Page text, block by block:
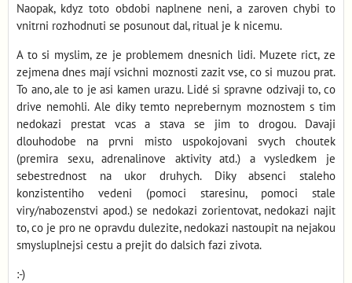
Naopak, kdyz toto obdobi naplnene neni, a zaroven chybi to
vnitrni rozhodnuti se posunout dal, ritual je k nicemu.
A to si myslim, ze je problemem dnesnich lidi. Muzete rict, ze
zejmena dnes mají vsichni moznosti zazit vse, co si muzou prat.
To ano, ale to je asi kamen urazu. Lidé si spravne odzivaji to, co
drive nemohli. Ale diky temto neprebernym moznostem s tim
nedokazi prestat vcas a stava se jim to drogou. Davaji
dlouhodobe na prvni misto uspokojovani svych choutek
(premira sexu, adrenalinove aktivity atd.) a vysledkem je
sebestrednost na ukor druhych. Diky absenci staleho
konzistentiho vedeni (pomoci staresinu, pomoci stale
viry/nabozenstvi apod.) se nedokazi zorientovat, nedokazi najit
to, co je pro ne opravdu dulezite, nedokazi nastoupit na nejakou
smysluplnejsi cestu a prejit do dalsich fazi zivota.
:-)